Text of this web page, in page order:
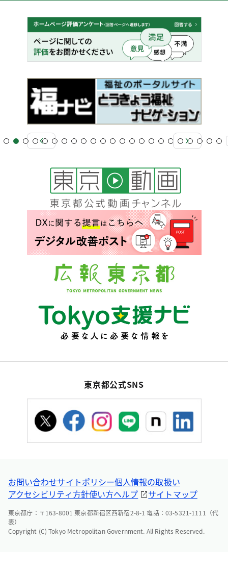
東京都公式SNS
お問い合わせサイトポリシー個人情報の取扱い
アクセシビリティ方針使い方ヘルプ サイトマップ
東京都庁：〒163-8001 東京都新宿区西新宿2-8-1 電話：03-5321-1111（代
表）
Copyright (C) Tokyo Metropolitan Government. All Rights Reserved.